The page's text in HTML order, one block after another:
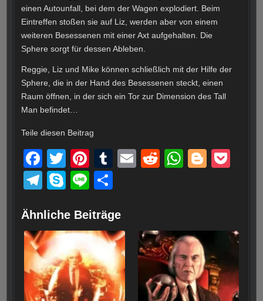
einen Autounfall, bei dem der Wagen explodiert. Beim
Eintreffen stoßen sie auf Liz, werden aber von einem
weiteren Besessenen mit einer Axt aufgehalten. Die
Sphere sorgt für dessen Ableben.
Reggie, Liz und Mike können schließlich mit der Hilfe der
Sphere, die in der Hand des Besessenen steckt, einen
Raum öffnen, in der sich ein Tor zur Dimension des Tall
Man befindet…
Teile diesen Beitrag
F
a
c
e
b
o
o
k
T
wi
tt
er
Pi
nt
er
e
st
T
bl
r
E
R
t
W
A
p
p
Bl
er
T
e
gr
a
m
S
p
e
Li
e
e
n
Ähnliche Beiträge